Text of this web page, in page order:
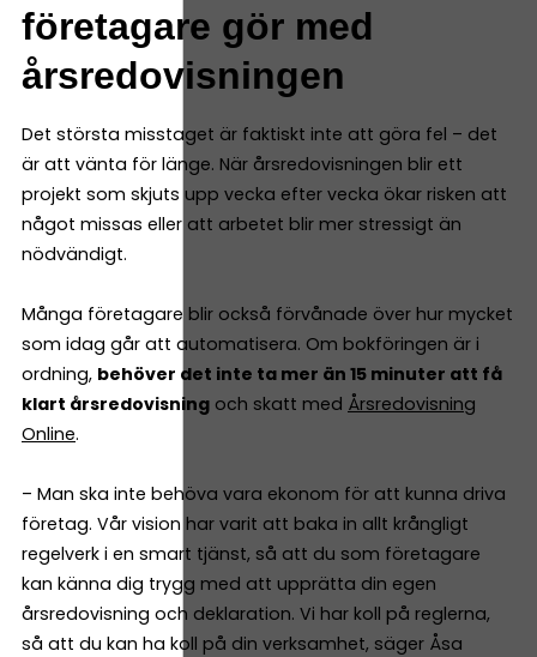
företagare gör med
årsredovisningen
Det största misstaget är faktiskt inte att göra fel – det
är att vänta för länge. När årsredovisningen blir ett
projekt som skjuts upp vecka efter vecka ökar risken att
något missas eller att arbetet blir mer stressigt än
nödvändigt.
Många företagare blir också förvånade över hur mycket
som idag går att automatisera. Om bokföringen är i
ordning, behöver det inte ta mer än 15 minuter att få
klart årsredovisning och skatt med Årsredovisning
Online.
– Man ska inte behöva vara ekonom för att kunna driva
företag. Vår vision har varit att baka in allt krångligt
regelverk i en smart tjänst, så att du som företagare
kan känna dig trygg med att upprätta din egen
årsredovisning och deklaration. Vi har koll på reglerna,
så att du kan ha koll på din verksamhet, säger Åsa